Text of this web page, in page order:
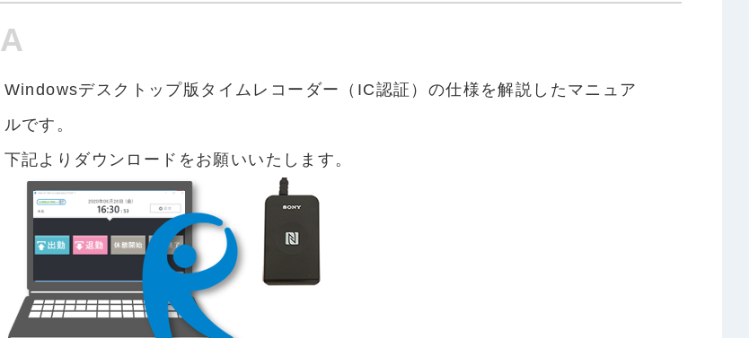
A
Windowsデスクトップ版タイムレコーダー（IC認証）の仕様を解説したマニュア
ルです。
下記よりダウンロードをお願いいたします。